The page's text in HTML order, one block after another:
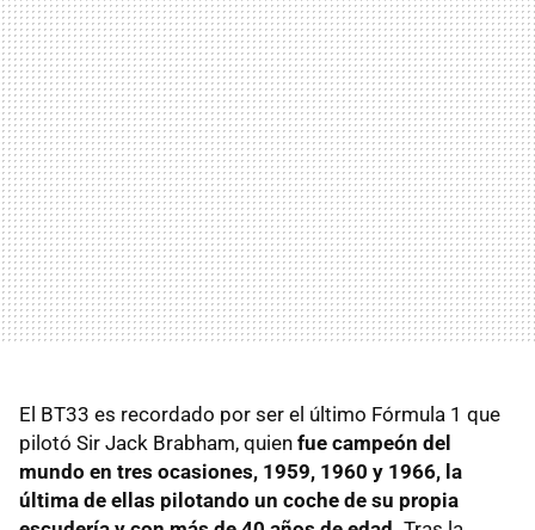
El BT33 es recordado por ser el último Fórmula 1 que
pilotó Sir Jack Brabham, quien fue campeón del
mundo en tres ocasiones, 1959, 1960 y 1966, la
última de ellas pilotando un coche de su propia